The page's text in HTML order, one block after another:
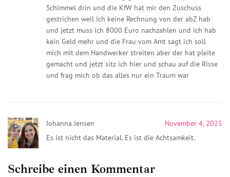
Schimmel drin und die KfW hat mir den Zuschuss
gestrichen weil ich keine Rechnung von der abZ hab
und jetzt muss ich 8000 Euro nachzahlen und ich hab
kein Geld mehr und die Frau vom Amt sagt ich soll
mich mit dem Handwerker streiten aber der hat pleite
gemacht und jetzt sitz ich hier und schau auf die Risse
und frag mich ob das alles nur ein Traum war
Johanna Jensen
November 4, 2025
Es ist nicht das Material. Es ist die Achtsamkeit.
Schreibe einen Kommentar